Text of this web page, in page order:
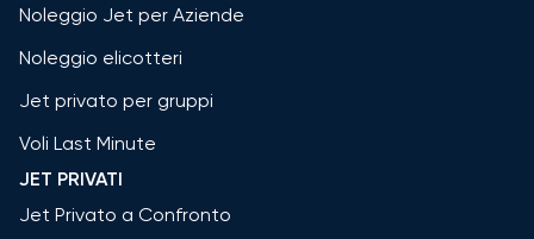
Noleggio Jet per Aziende
Noleggio elicotteri
Jet privato per gruppi
Voli Last Minute
JET PRIVATI
Jet Privato a Confronto